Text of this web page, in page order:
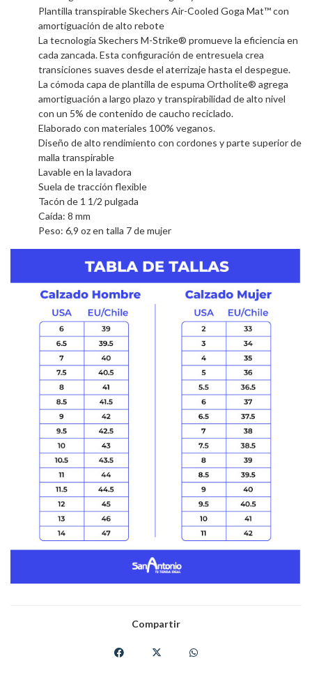
Plantilla transpirable Skechers Air-Cooled Goga Mat™ con
amortiguación de alto rebote
La tecnología Skechers M-Strike® promueve la eficiencia en
cada zancada. Esta configuración de entresuela crea
transiciones suaves desde el aterrizaje hasta el despegue.
La cómoda capa de plantilla de espuma Ortholite® agrega
amortiguación a largo plazo y transpirabilidad de alto nivel
con un 5% de contenido de caucho reciclado.
Elaborado con materiales 100% veganos.
Diseño de alto rendimiento con cordones y parte superior de
malla transpirable
Lavable en la lavadora
Suela de tracción flexible
Tacón de 1 1/2 pulgada
Caída: 8 mm
Peso: 6,9 oz en talla 7 de mujer
Compartir